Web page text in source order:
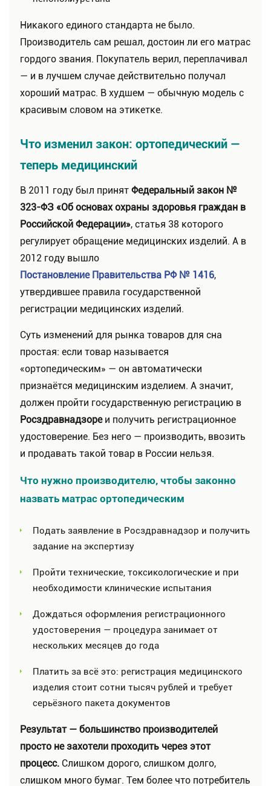
Никакого единого стандарта не было.
Производитель сам решал, достоин ли его матрас
гордого звания. Покупатель верил, переплачивал
— и в лучшем случае действительно получал
хороший матрас. В худшем — обычную модель с
красивым словом на этикетке.
Что изменил закон: ортопедический —
теперь медицинский
В 2011 году был принят Федеральный закон №
323-ФЗ «Об основах охраны здоровья граждан в
Российской Федерации», статья 38 которого
регулирует обращение медицинских изделий. А в
2012 году вышло
Постановление Правительства РФ № 1416,
утвердившее правила государственной
регистрации медицинских изделий.
Суть изменений для рынка товаров для сна
простая: если товар называется
«ортопедическим» — он автоматически
признаётся медицинским изделием. А значит,
должен пройти государственную регистрацию в
Росздравнадзореи получить регистрационное
удостоверение. Без него — производить, ввозить
и продавать такой товар в России нельзя.
Что нужно производителю, чтобы законно
назвать матрас ортопедическим
Подать заявление в Росздравнадзор и получить
задание на экспертизу
Пройти технические, токсикологические и при
необходимости клинические испытания
Дождаться оформления регистрационного
удостоверения — процедура занимает от
нескольких месяцев до года
Платить за всё это: регистрация медицинского
изделия стоит сотни тысяч рублей и требует
серьёзного пакета документов
Результат — большинство производителей
просто не захотели проходить через этот
процесс. Слишком дорого, слишком долго,
слишком много бумаг. Тем более что потребитель